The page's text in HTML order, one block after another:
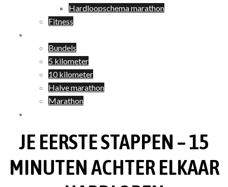
Hardloopschema marathon
Fitness
Bundels
5 kilometer
10 kilometer
Halve marathon
Marathon
JE EERSTE STAPPEN – 15
MINUTEN ACHTER ELKAAR